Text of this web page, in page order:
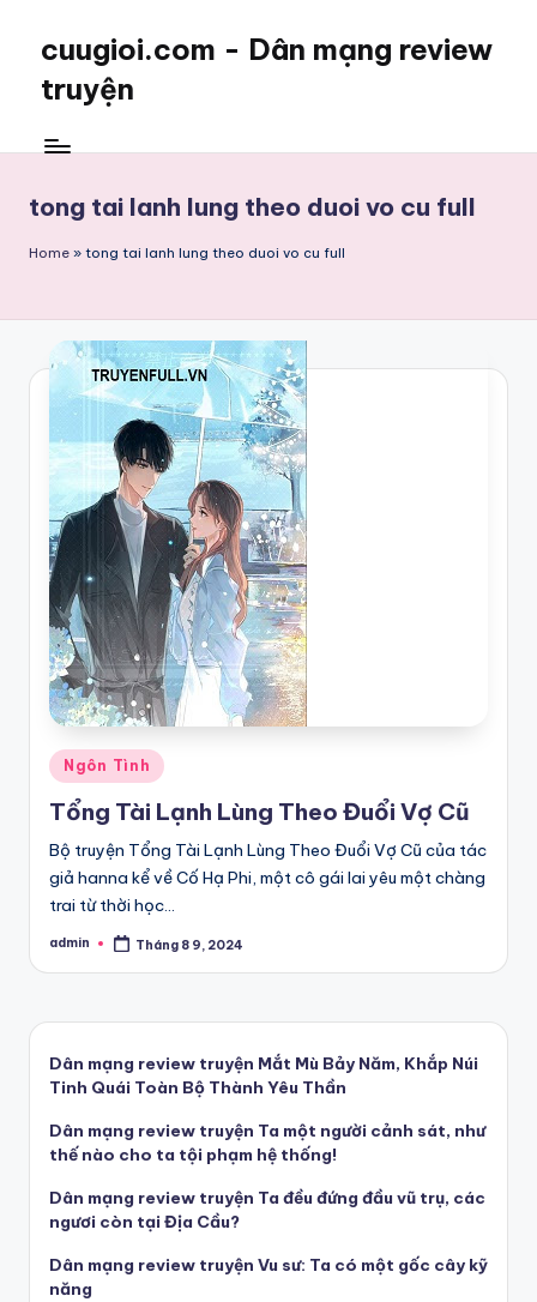
cuugioi.com - Dân mạng review
truyện
tong tai lanh lung theo duoi vo cu full
Home » tong tai lanh lung theo duoi vo cu full
Posted
in
Ngôn Tình
Tổng Tài Lạnh Lùng Theo Đuổi Vợ Cũ
Bộ truyện Tổng Tài Lạnh Lùng Theo Đuổi Vợ Cũ của tác
giả hanna kể về Cố Hạ Phi, một cô gái lai yêu một chàng
trai từ thời học…
Posted
admin Tháng 8 9, 2024
Dân mạng review truyện Mắt Mù Bảy Năm, Khắp Núi
Tinh Quái Toàn Bộ Thành Yêu Thần
Dân mạng review truyện Ta một người cảnh sát, như
thế nào cho ta tội phạm hệ thống!
Dân mạng review truyện Ta đều đứng đầu vũ trụ, các
ngươi còn tại Địa Cầu?
Dân mạng review truyện Vu sư: Ta có một gốc cây kỹ
năng